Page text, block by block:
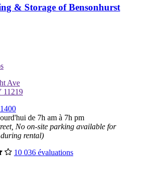
& Storage of Bensonhurst
Ave
11219
de 7h am à 7h pm
No on-site parking available for
rental)
10 036 évaluations